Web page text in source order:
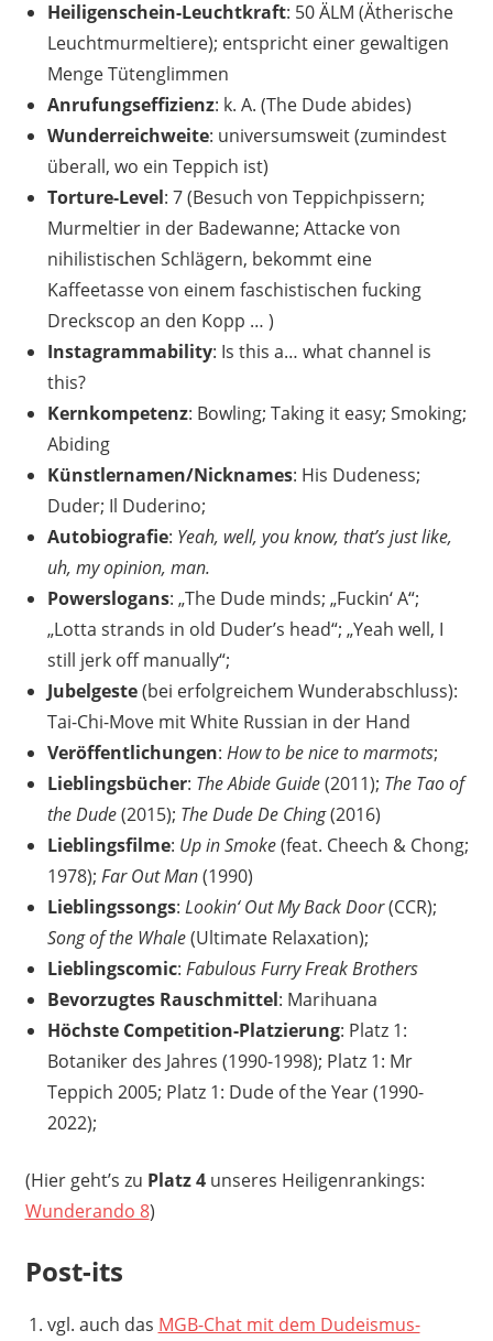
Heiligenschein-Leuchtkraft: 50 ÄLM (Ätherische
Leuchtmurmeltiere); entspricht einer gewaltigen
Menge Tütenglimmen
Anrufungseffizienz: k. A. (The Dude abides)
Wunderreichweite: universumsweit (zumindest
überall, wo ein Teppich ist)
Torture-Level: 7 (Besuch von Teppichpissern;
Murmeltier in der Badewanne; Attacke von
nihilistischen Schlägern, bekommt eine
Kaffeetasse von einem faschistischen fucking
Dreckscop an den Kopp … )
Instagrammability: Is this a… what channel is
this?
Kernkompetenz: Bowling; Taking it easy; Smoking;
Abiding
Künstlernamen/Nicknames: His Dudeness;
Duder; Il Duderino;
Autobiografie: Yeah, well, you know, that’s just like,
uh, my opinion, man.
Powerslogans: „The Dude minds; „Fuckin‘ A“;
„Lotta strands in old Duder’s head“; „Yeah well, I
still jerk off manually“;
Jubelgeste(bei erfolgreichem Wunderabschluss):
Tai-Chi-Move mit White Russian in der Hand
Veröffentlichungen: How to be nice to marmots;
Lieblingsbücher: The Abide Guide(2011); The Tao of
the Dude(2015); The Dude De Ching(2016)
Lieblingsfilme: Up in Smoke(feat. Cheech & Chong;
1978); Far Out Man(1990)
Lieblingssongs: Lookin‘ Out My Back Door(CCR);
Song of the Whale(Ultimate Relaxation);
Lieblingscomic: Fabulous Furry Freak Brothers
Bevorzugtes Rauschmittel: Marihuana
Höchste Competition-Platzierung: Platz 1:
Botaniker des Jahres (1990-1998); Platz 1: Mr
Teppich 2005; Platz 1: Dude of the Year (1990-
2022);
(Hier geht’s zu Platz 4unseres Heiligenrankings:
Wunderando 8)
Post-its
vgl. auch das MGB-Chat mit dem Dudeismus-